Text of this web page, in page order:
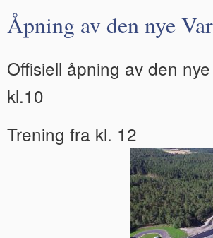
Åpning av den nye
Offisiell åpning av den
kl.10
Trening fra kl. 12